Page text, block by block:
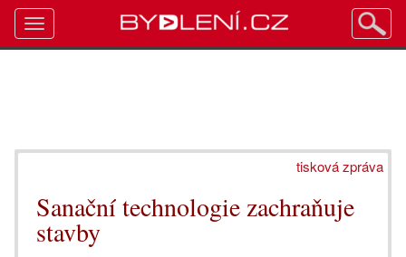
tisková zpráva
Sanační technologie zachraňuje
stavby
Toggle
navigation